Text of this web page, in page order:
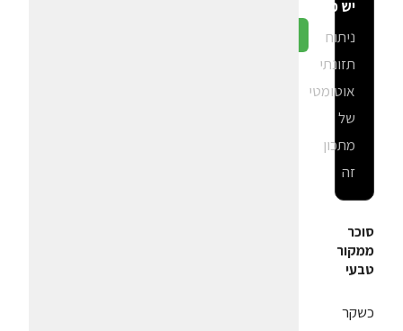
יש פה?
ניתוח
תזונתי
אוטומטי
של
מתכון
זה
סוכר
ממקור
טבעי
כשקר